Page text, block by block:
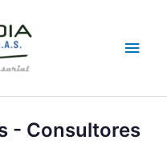
- Consultores